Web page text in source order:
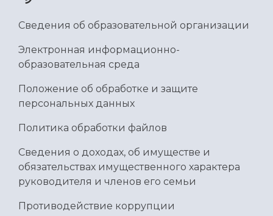
Сведения об образовательной организации
Электронная информационно-
образовательная среда
Положение об обработке и защите
персональных данных
Политика обработки файлов
Сведения о доходах, об имуществе и
обязательствах имущественного характера
руководителя и членов его семьи
Противодействие коррупции